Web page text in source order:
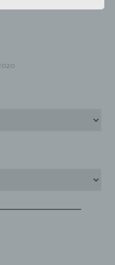
als auch für
die verwendeten
identifizierte
beziehen. Als
oder mehreren